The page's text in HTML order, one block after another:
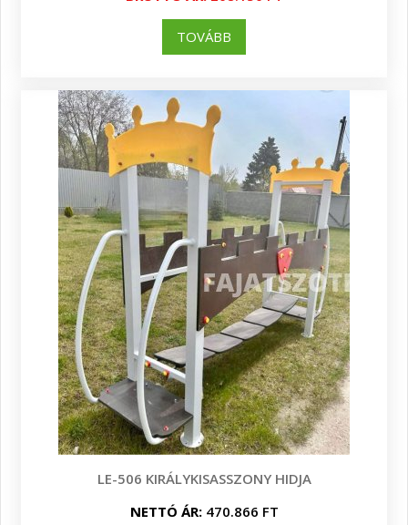
TOVÁBB
LE-506 KIRÁLYKISASSZONY HIDJA
NETTÓ ÁR:470.866 FT